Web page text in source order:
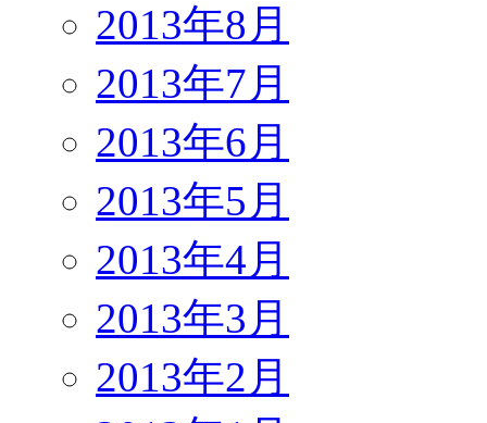
2013年8月
2013年7月
2013年6月
2013年5月
2013年4月
2013年3月
2013年2月